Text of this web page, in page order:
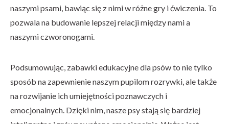
naszymi psami, bawiąc się z nimi w różne gry i ćwiczenia. To
pozwala na budowanie lepszej relacji między nami a
naszymi czworonogami.
Podsumowując, zabawki edukacyjne dla psów to nie tylko
sposób na zapewnienie naszym pupilom rozrywki, ale także
na rozwijanie ich umiejętności poznawczych i
emocjonalnych. Dzięki nim, nasze psy stają się bardziej